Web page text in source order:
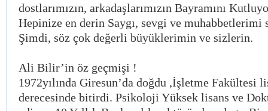
dostlarımızın, arkadaşlarımızın Bayramını
Hepinize en derin Saygı, sevgi ve muhabbetlerimi
Şimdi, söz çok değerli büyüklerimin ve sizlerin.
Ali Bilir’in öz geçmişi !
1972yılında Giresun’da doğdu ,İşletme Fakültesi
derecesinde bitirdi. Psikoloji Yüksek lisans ve